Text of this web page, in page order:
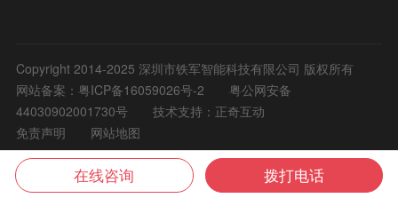
Copyright 2014-2025 深圳市铁军智能科技有限公司 版权所有
网站备案： 粤ICP备16059026号-2
粤公网安备
44030902001730号
技术支持：正奇互动
免责声明
网站地图
案例
在线咨询 拨打电话